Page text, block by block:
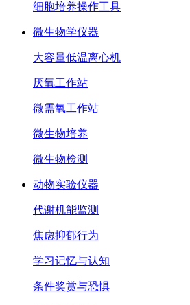
细胞培养操作工具
微生物学仪器
大容量低温离心机
厌氧工作站
微需氧工作站
微生物培养
微生物检测
动物实验仪器
代谢机能监测
焦虑抑郁行为
学习记忆与认知
条件奖赏与恐惧